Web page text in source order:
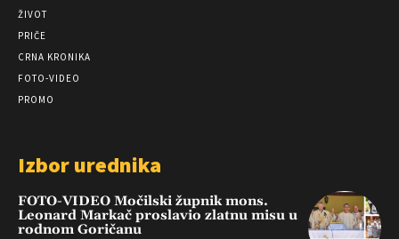
ŽIVOT
PRIČE
CRNA KRONIKA
FOTO-VIDEO
PROMO
Izbor urednika
FOTO-VIDEO Močilski župnik mons.
Leonard Markač proslavio zlatnu misu u
rodnom Goričanu